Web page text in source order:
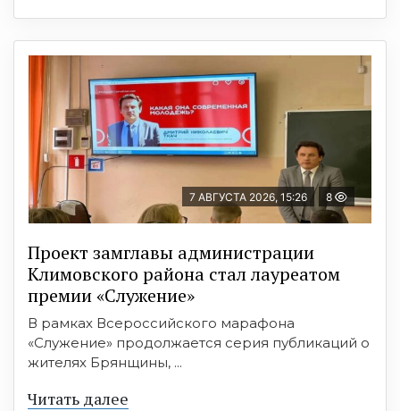
7 АВГУСТА 2026, 15:26 8
Проект замглавы администрации
Климовского района стал лауреатом
премии «Служение»
В рамках Всероссийского марафона
«Служение» продолжается серия публикаций о
жителях Брянщины, ...
Читать далее